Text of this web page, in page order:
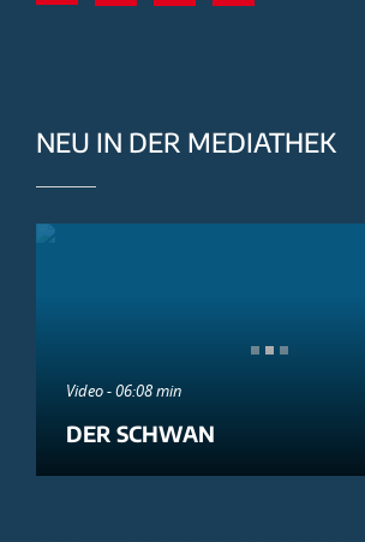
NEU IN DER MEDIATHEK
Video - 06:08 min
DER SCHWAN